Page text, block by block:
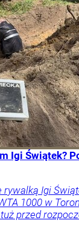
Igi Świątek?
rywalką Igi
1000 w
tuż przed